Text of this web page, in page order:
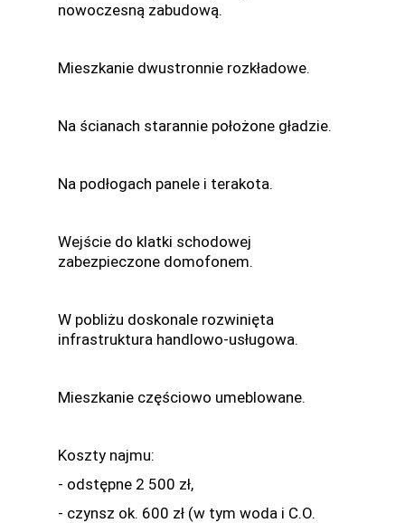
nowoczesną zabudową.
Mieszkanie dwustronnie rozkładowe.
Na ścianach starannie położone gładzie.
Na podłogach panele i terakota.
Wejście do klatki schodowej
zabezpieczone domofonem.
W pobliżu doskonale rozwinięta
infrastruktura handlowo-usługowa.
Mieszkanie częściowo umeblowane.
Koszty najmu:
- odstępne 2 500 zł,
- czynsz ok. 600 zł (w tym woda i C.O.